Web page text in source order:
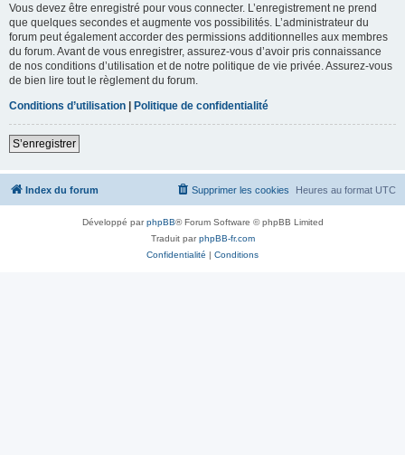
Vous devez être enregistré pour vous connecter. L’enregistrement ne prend
que quelques secondes et augmente vos possibilités. L’administrateur du
forum peut également accorder des permissions additionnelles aux membres
du forum. Avant de vous enregistrer, assurez-vous d’avoir pris connaissance
de nos conditions d’utilisation et de notre politique de vie privée. Assurez-vous
de bien lire tout le règlement du forum.
Conditions d’utilisation | Politique de confidentialité
S’enregistrer
Index du forum Heures au format UTC
Supprimer les cookies
Développé parphpBB® Forum Software © phpBB Limited
Traduit parphpBB-fr.com
Confidentialité | Conditions